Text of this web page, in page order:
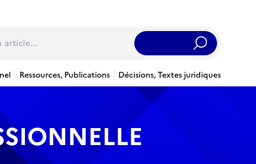
Rechercher
Ressources, Publications Décisions, Textes juridiques